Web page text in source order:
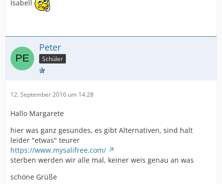
Isabell
Peter
Schüler
12. September 2016 um 14:28
Hallo Margarete
hier was ganz gesundes, es gibt Alternativen, sind halt
leider "etwas" teurer
https://www.mysalifree.com/
sterben werden wir alle mal, keiner weis genau an was
schöne Grüße